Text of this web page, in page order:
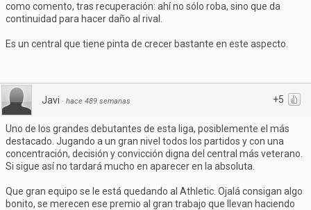
como comento, tras recuperación: ahí no sólo roba, sino que da
continuidad para hacer daño al rival.
Es un central que tiene pinta de crecer bastante en este aspecto.
+5
Javi · hace 489 semanas
Uno de los grandes debutantes de esta liga, posiblemente el más
destacado. Jugando a un gran nivel todos los partidos y con una
concentración, decisión y convicción digna del central más veterano.
Si sigue así no tardará mucho en aparecer en la absoluta.
Que gran equipo se le está quedando al Athletic. Ojalá consigan algo
bonito, se merecen ese premio al gran trabajo que llevan haciendo